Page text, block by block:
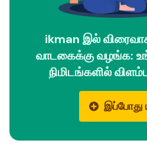
ikman இல்
வாடகைக்கு வழங்க:
நிமிடங்களில்
இப்போது